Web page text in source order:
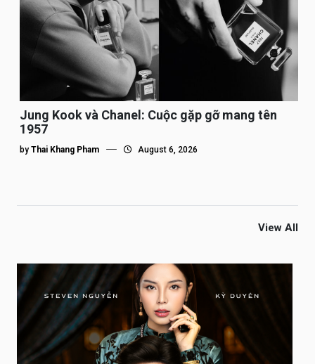
Jung Kook và Chanel: Cuộc gặp gỡ mang tên
1957
by Thai Khang Pham August 6, 2026
View All